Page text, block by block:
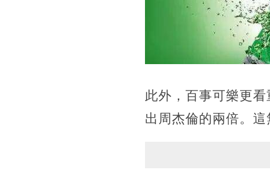
此外，百事可樂更
出周杰倫的兩倍。